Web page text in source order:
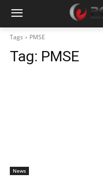
Tags PMSE
Tag: PMSE
News